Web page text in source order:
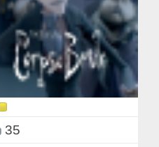
35